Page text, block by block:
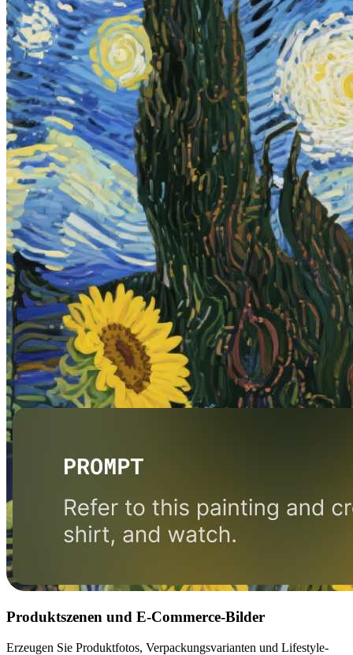
Produktszenen und E-Commerce-Bilder
Erzeugen Sie Produktfotos, Verpackungsvarianten und Lifestyle-